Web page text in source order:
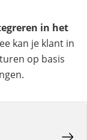
in het
kan je klant in
op basis